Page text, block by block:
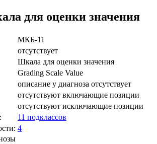
для оценки значения
МКБ-11
отсутствует
Шкала для оценки значения
Grading Scale Value
описание у диагноза отсутствует
отсутствуют включающие позиции
отсутствуют исключающие позиции
11 подклассов
4